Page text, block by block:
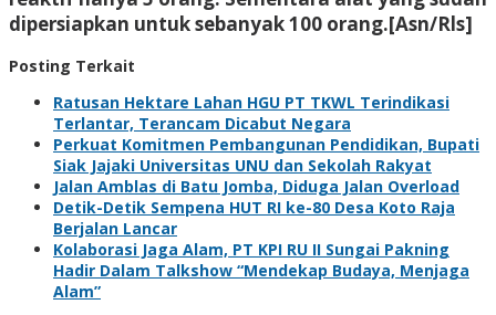
dipersiapkan untuk sebanyak 100 orang.[Asn/Rls]
Posting Terkait
Ratusan Hektare Lahan HGU PT TKWL Terindikasi
Terlantar, Terancam Dicabut Negara
Perkuat Komitmen Pembangunan Pendidikan, Bupati
Siak Jajaki Universitas UNU dan Sekolah Rakyat
Jalan Amblas di Batu Jomba, Diduga Jalan Overload
Detik-Detik Sempena HUT RI ke-80 Desa Koto Raja
Berjalan Lancar
Kolaborasi Jaga Alam, PT KPI RU II Sungai Pakning
Hadir Dalam Talkshow “Mendekap Budaya, Menjaga
Alam”